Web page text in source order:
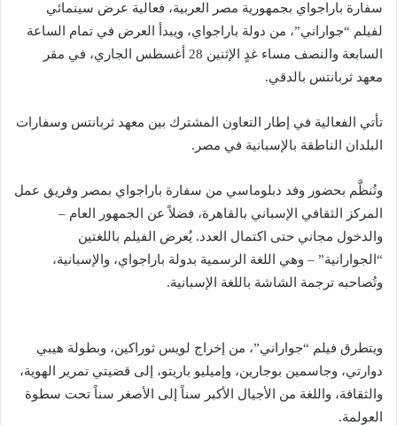
سفارة باراجواي بجمهورية مصر العربية، فعالية عرض سينمائي
لفيلم “جواراني”، من دولة باراجواي، ويبدأ العرض في تمام الساعة
السابعة والنصف مساء غدٍ الإثنين 28 أغسطس الجاري، في مقر
معهد ثربانتس بالدقي.
تأتي الفعالية في إطار التعاون المشترك بين معهد ثربانتس وسفارات
البلدان الناطقة بالإسبانية في مصر.
وتُنظَّم بحضور وفد دبلوماسي من سفارة باراجواي بمصر وفريق عمل
المركز الثقافي الإسباني بالقاهرة، فضلاً عن الجمهور العام –
والدخول مجاني حتى اكتمال العدد. يُعرض الفيلم باللغتين
“الجوارانية” – وهي اللغة الرسمية بدولة باراجواي، والإسبانية،
وتُصاحبه ترجمة الشاشة باللغة الإسبانية.
ويتطرق فيلم “جواراني”، من إخراج لويس ثوراكين، وبطولة هيبي
دوارتي، وجاسمين بوجارين، وإميليو باريتو، إلى قضيتي تمرير الهوية،
والثقافة، واللغة من الأجيال الأكبر سناً إلى الأصغر سناً تحت سطوة
العولمة.